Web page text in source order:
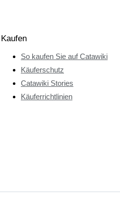
Kaufen
So kaufen Sie auf Catawiki
Käuferschutz
Catawiki Stories
Käuferrichtlinien